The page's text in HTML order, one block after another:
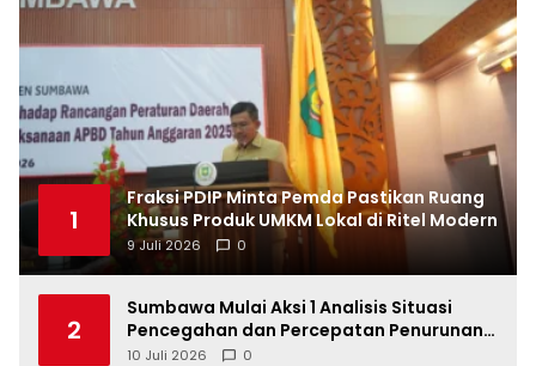
1
Fraksi PDIP Minta Pemda Pastikan Ruang
Khusus Produk UMKM Lokal di Ritel Modern
9 Juli 2026 0
2
Sumbawa Mulai Aksi 1 Analisis Situasi
Pencegahan dan Percepatan Penurunan
Stunting Tahun 2026
10 Juli 2026 0